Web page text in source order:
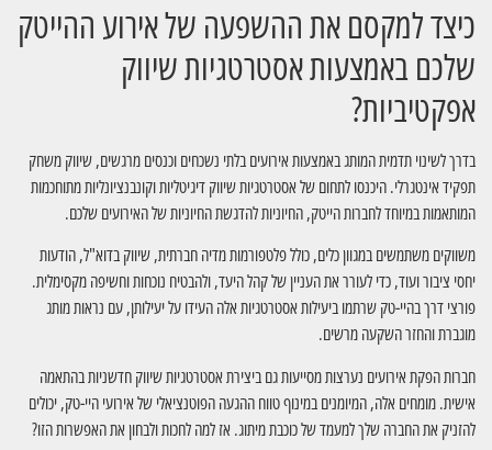
כיצד למקסם את ההשפעה של אירוע ההייטק
שלכם באמצעות אסטרטגיות שיווק
אפקטיביות?
בדרך לשינוי תדמית המותג באמצעות אירועים בלתי נשכחים וכנסים מרגשים, שיווק משחק
תפקיד אינטגרלי. היכנסו לתחום של אסטרטגיות שיווק דיגיטליות וקונבנציונליות מתוחכמות
המותאמות במיוחד לחברות הייטק, החיוניות להדגשת החיוניות של האירועים שלכם.
משווקים משתמשים במגוון כלים, כולל פלטפורמות מדיה חברתית, שיווק בדוא"ל, הודעות
יחסי ציבור ועוד, כדי לעורר את העניין של קהל היעד, ולהבטיח נוכחות וחשיפה מקסימלית.
פורצי דרך בהיי-טק שרתמו ביעילות אסטרטגיות אלה העידו על יעילותן, עם נראות מותג
מוגברת והחזר השקעה מרשים.
חברות הפקת אירועים נערצות מסייעות גם ביצירת אסטרטגיות שיווק חדשניות בהתאמה
אישית. מומחים אלה, המיומנים במינוף טווח ההגעה הפוטנציאלי של אירועי היי-טק, יכולים
להזניק את החברה שלך למעמד של כוכבת מיתוג. אז למה לחכות ולבחון את האפשרות הזו?